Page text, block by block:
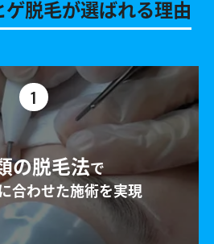
脱毛が選ばれる理由
1
の脱毛法で
合わせた施術を実現